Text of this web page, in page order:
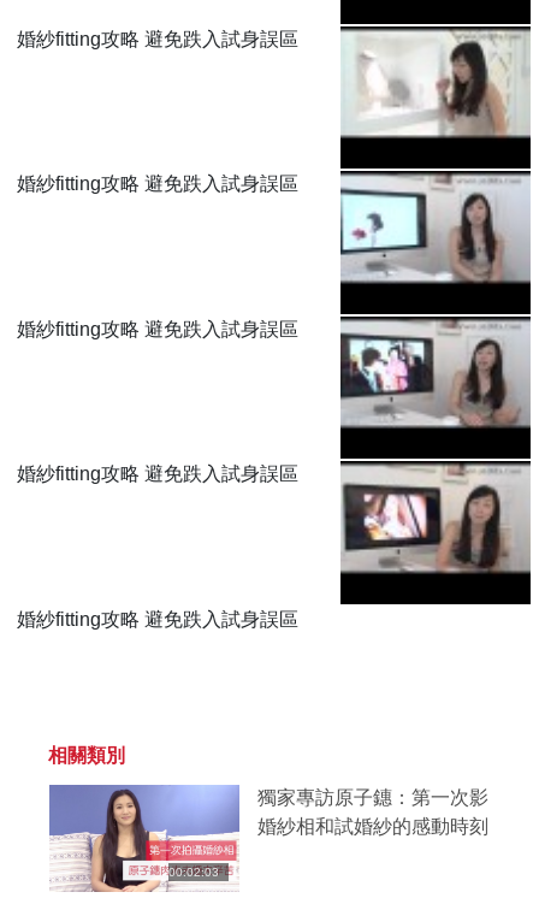
婚紗fitting攻略 避免跌入試身誤區
婚紗fitting攻略 避免跌入試身誤區
婚紗fitting攻略 避免跌入試身誤區
婚紗fitting攻略 避免跌入試身誤區
婚紗fitting攻略 避免跌入試身誤區
相關類別
00:02:03
獨家專訪原子鏸：第一次影
婚紗相和試婚紗的感動時刻